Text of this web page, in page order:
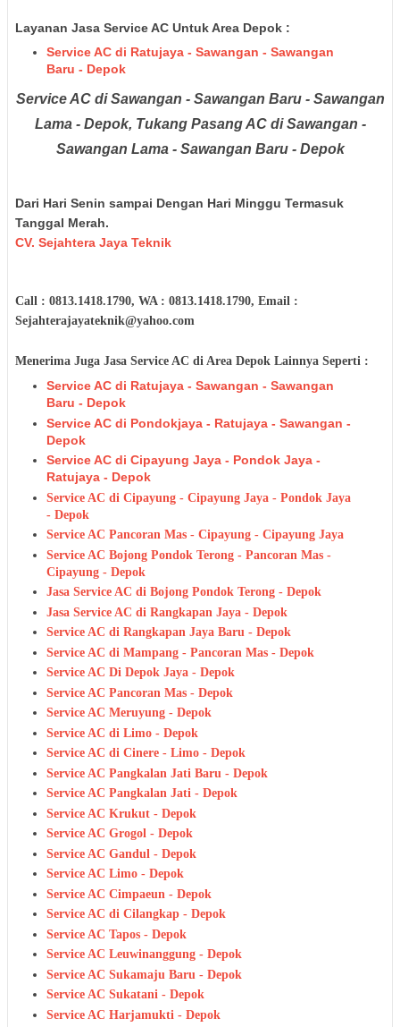
Layanan Jasa Service AC Untuk Area Depok :
Service AC di Ratujaya - Sawangan - Sawangan
Baru - Depok
Service AC di Sawangan - Sawangan Baru - Sawangan
Lama - Depok, Tukang Pasang AC di Sawangan -
Sawangan Lama - Sawangan Baru - Depok
Dari Hari Senin sampai Dengan Hari Minggu Termasuk
Tanggal Merah.
CV. Sejahtera Jaya Teknik
Call : 0813.1418.1790, WA : 0813.1418.1790, Email :
Sejahterajayateknik@yahoo.com
Menerima Juga Jasa Service AC di Area Depok Lainnya Seperti :
Service AC di Ratujaya - Sawangan - Sawangan
Baru - Depok
Service AC di Pondokjaya - Ratujaya - Sawangan -
Depok
Service AC di Cipayung Jaya - Pondok Jaya -
Ratujaya - Depok
Service AC di Cipayung - Cipayung Jaya - Pondok Jaya
- Depok
Service AC Pancoran Mas - Cipayung - Cipayung Jaya
Service AC Bojong Pondok Terong - Pancoran Mas -
Cipayung - Depok
Jasa Service AC di Bojong Pondok Terong - Depok
Jasa Service AC di Rangkapan Jaya - Depok
Service AC di Rangkapan Jaya Baru - Depok
Service AC di Mampang - Pancoran Mas - Depok
Service AC Di Depok Jaya - Depok
Service AC Pancoran Mas - Depok
Service AC Meruyung - Depok
Service AC di Limo - Depok
Service AC di Cinere - Limo - Depok
Service AC Pangkalan Jati Baru - Depok
Service AC Pangkalan Jati - Depok
Service AC Krukut - Depok
Service AC Grogol - Depok
Service AC Gandul - Depok
Service AC Limo - Depok
Service AC Cimpaeun - Depok
Service AC di Cilangkap - Depok
Service AC Tapos - Depok
Service AC Leuwinanggung - Depok
Service AC Sukamaju Baru - Depok
Service AC Sukatani - Depok
Service AC Harjamukti - Depok